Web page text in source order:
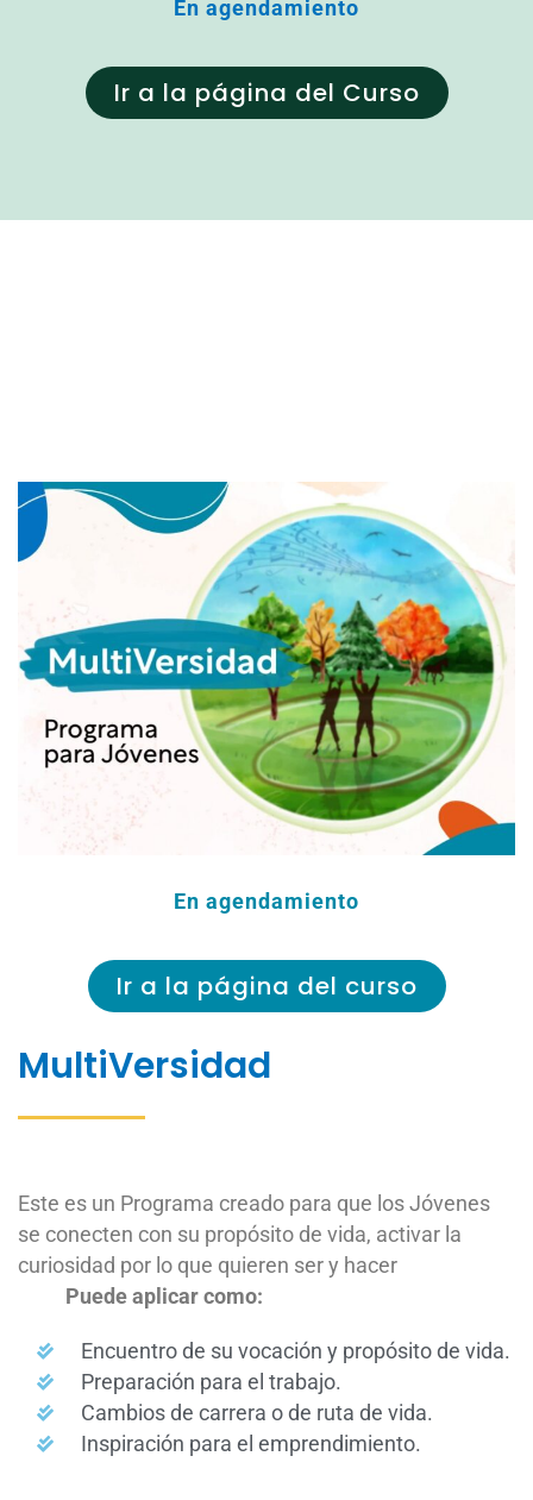
En agendamiento
Ir a la página del Curso
En agendamiento
Ir a la página del curso
MultiVersidad
Este es un Programa creado para que los Jóvenes
se conecten con su propósito de vida, activar la
curiosidad por lo que quieren ser y hacer
Puede aplicar como:
Encuentro de su vocación y propósito de vida.
Preparación para el trabajo.
Cambios de carrera o de ruta de vida.
Inspiración para el emprendimiento.